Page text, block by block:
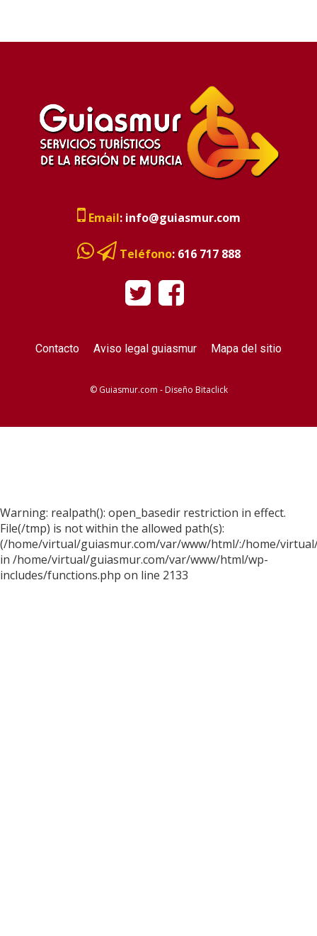
Email: info@guiasmur.com
Teléfono: 616 717 888
Contacto Aviso legal guiasmur Mapa del sitio
© Guiasmur.com - Diseño Bitaclick
Warning: realpath(): open_basedir restriction in effect.
File(/tmp) is not within the allowed path(s):
(/home/virtual/guiasmur.com/var/www/html/:/home/
in /home/virtual/guiasmur.com/var/www/html/wp-
includes/functions.php on line 2133